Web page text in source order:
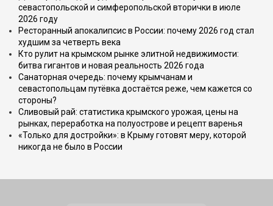
севастопольской и симферопольской вторички в июле
2026 году
Ресторанный апокалипсис в России: почему 2026 год стал
худшим за четверть века
Кто рулит на крымском рынке элитной недвижимости:
битва гигантов и новая реальность 2026 года
Санаторная очередь: почему крымчанам и
севастопольцам путёвка достаётся реже, чем кажется со
стороны?
Сливовый рай: статистика крымского урожая, цены на
рынках, переработка на полуострове и рецепт варенья
«Только для достройки»: в Крыму готовят меру, которой
никогда не было в России